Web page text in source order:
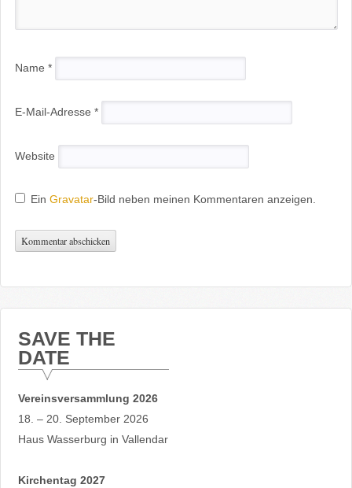
Name *
E-Mail-Adresse *
Website
Ein Gravatar-Bild neben meinen Kommentaren anzeigen.
SAVE THE
DATE
Vereinsversammlung 2026
18. – 20. September 2026
Haus Wasserburg in Vallendar
Kirchentag 2027